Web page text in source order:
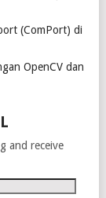
(ComPort) di
OpenCV dan
and receive